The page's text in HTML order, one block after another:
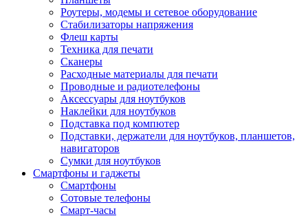
Роутеры, модемы и сетевое оборудование
Стабилизаторы напряжения
Флеш карты
Техника для печати
Сканеры
Расходные материалы для печати
Проводные и радиотелефоны
Аксессуары для ноутбуков
Наклейки для ноутбуков
Подставка под компютер
Подставки, держатели для ноутбуков, планшетов,
навигаторов
Сумки для ноутбуков
Смартфоны и гаджеты
Смартфоны
Сотовые телефоны
Смарт-часы